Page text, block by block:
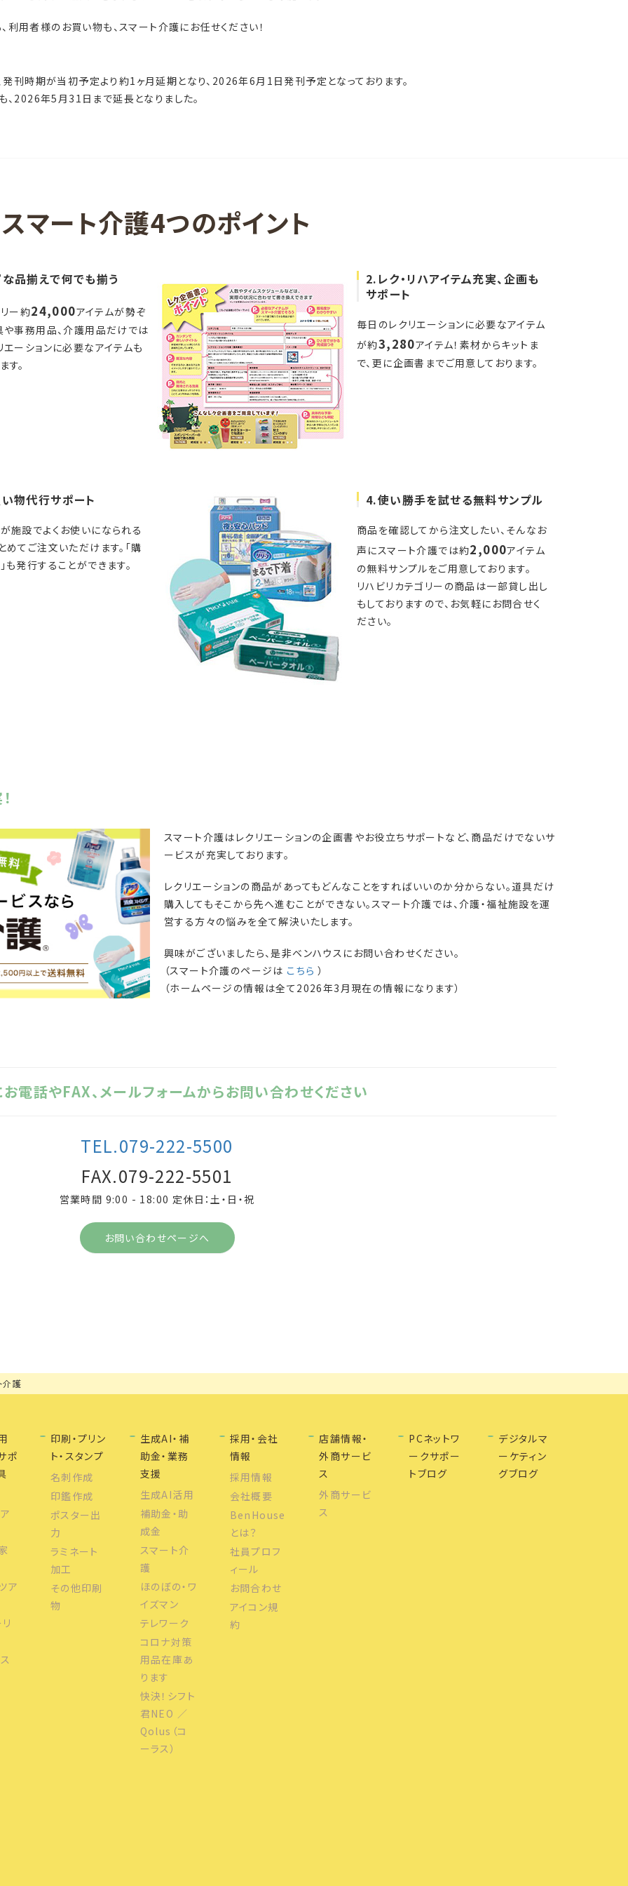
利用者様のお買い物も、スマート介護にお任せください！
刊時期が当初予定より約1ヶ月延期となり、2026年6月1日発刊予定となっております。
2026年5月31日まで延長となりました。
スマート介護4つのポイント
品揃えで何でも揃う
ー約24,000アイテムが勢ぞ
や事務用品、介護用品だけでは
エーションに必要なアイテムも
す。
2.レク・リハアイテム充実、企画も
サポート
毎日のレクリエーションに必要なアイテム
が約3,280アイテム！素材からキットま
で、更に企画書までご用意しております。
物代行サポート
施設でよくお使いになられる
めてご注文いただけます。「購
も発行することができます。
4.使い勝手を試せる無料サンプル
商品を確認してから注文したい、そんなお
声にスマート介護では約2,000アイテム
の無料サンプルをご用意しております。
リハビリカテゴリーの商品は一部貸し出し
もしておりますので、お気軽にお問合せく
ださい。
スマート介護はレクリエーションの企画書やお役立ちサポートなど、商品だけでないサ
ービスが充実しております。
レクリエーションの商品があってもどんなことをすればいいのか分からない。道具だけ
購入してもそこから先へ進むことができない。スマート介護では、介護・福祉施設を運
営する方々の悩みを全て解決いたします。
興味がございましたら、是非ベンハウスにお問い合わせください。
（スマート介護のページは こちら ）
（ホームページの情報は全て 2026年3月現在の情報になります）
電話やFAX、メールフォームからお問い合わせください
TEL.079-222-5500
FAX.079-222-5501
営業時間 9:00 - 18:00 定休日：土・日・祝
お問い合わせページへ
介護
ポ
ア
印刷・プリン
ト・スタンプ
名刺作成
印鑑作成
ポスター出
力
ラミネート
加工
その他印刷
物
生成AI・補
助金・業務
支援
生成AI活用
補助金・助
成金
スマート介
護
ほのぼの・ワ
イズマン
テレワーク
コロナ対策
用品在庫あ
ります
快決！シフト
君NEO ／
Qolus（コ
ーラス）
採用・会社
情報
採用情報
会社概要
BenHouse
とは？
社員プロフ
ィール
お問合わせ
アイコン規
約
店舗情報・
外商サービ
ス
外商サービ
ス
PCネットワ
ークサポー
トブログ
デジタルマ
ーケティン
グブログ